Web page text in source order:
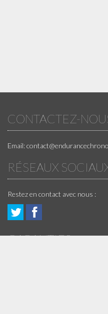
CONTACTEZ-
Email:
RÉSEAUX
Restez en contact avec nous :
nous!nous!
GARANTIES